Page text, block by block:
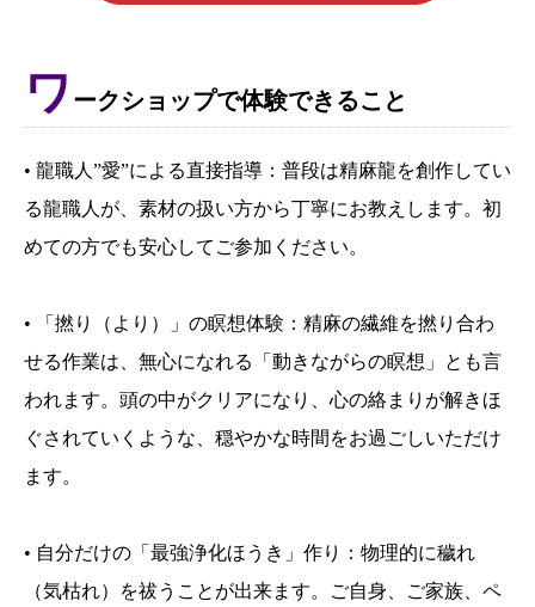
ワ ークショップで体験できること
• 龍職人”愛”による直接指導：普段は精麻龍を創作してい
る龍職人が、素材の扱い方から丁寧にお教えします。初
めての方でも安心してご参加ください。
• 「撚り（より）」の瞑想体験：精麻の繊維を撚り合わ
せる作業は、無心になれる「動きながらの瞑想」とも言
われます。頭の中がクリアになり、心の絡まりが解きほ
ぐされていくような、穏やかな時間をお過ごしいただけ
ます。
• 自分だけの「最強浄化ほうき」作り：物理的に穢れ
（気枯れ）を祓うことが出来ます。ご自身、ご家族、ペ